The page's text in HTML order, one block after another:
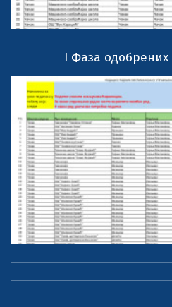
I Фаза одобрених